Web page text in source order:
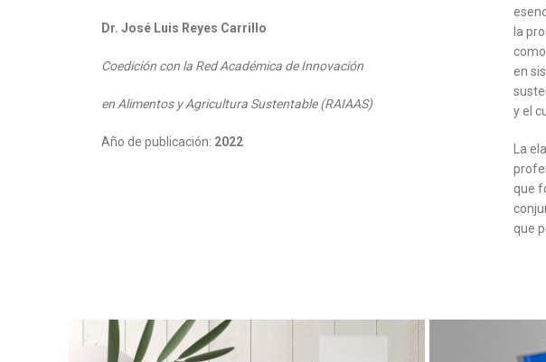
Dr. José Luis Reyes Carrillo
Coedición con la Red Académica de Innovación
en Alimentos y Agricultura Sustentable (RAIAAS)
Año de publicación: 2022
la
en
y el
La
que
que